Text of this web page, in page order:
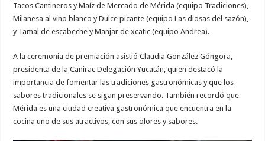
Tacos Cantineros y Maíz de Mercado de Mérida (equipo Tradiciones),
Milanesa al vino blanco y Dulce picante (equipo Las diosas del sazón),
y Tamal de escabeche y Manjar de xcatic (equipo Andrea).
A la ceremonia de premiación asistió Claudia González Góngora,
presidenta de la Canirac Delegación Yucatán, quien destacó la
importancia de fomentar las tradiciones gastronómicas y que los
sabores tradicionales se sigan preservando. También recordó que
Mérida es una ciudad creativa gastronómica que encuentra en la
cocina uno de sus atractivos, con sus olores y sabores.